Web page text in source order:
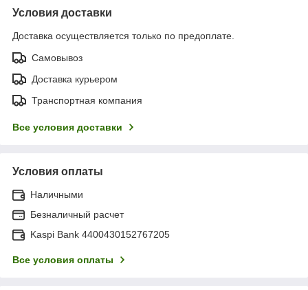
Условия доставки
Доставка осуществляется только по предоплате.
Самовывоз
Доставка курьером
Транспортная компания
Все условия доставки
Условия оплаты
Наличными
Безналичный расчет
Kaspi Bank 4400430152767205
Все условия оплаты